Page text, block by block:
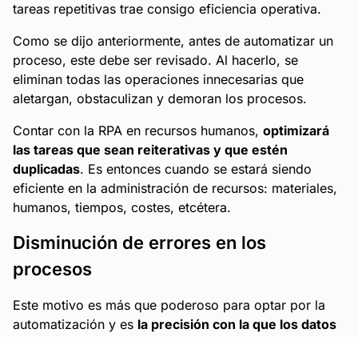
tareas repetitivas trae consigo eficiencia operativa.
Como se dijo anteriormente, antes de automatizar un
proceso, este debe ser revisado. Al hacerlo, se
eliminan todas las operaciones innecesarias que
aletargan, obstaculizan y demoran los procesos.
Contar con la RPA en recursos humanos, optimizará
las tareas que sean reiterativas y que estén
duplicadas. Es entonces cuando se estará siendo
eficiente en la administración de recursos: materiales,
humanos, tiempos, costes, etcétera.
Disminución de errores en los
procesos
Este motivo es más que poderoso para optar por la
automatización y es la precisión con la que los datos